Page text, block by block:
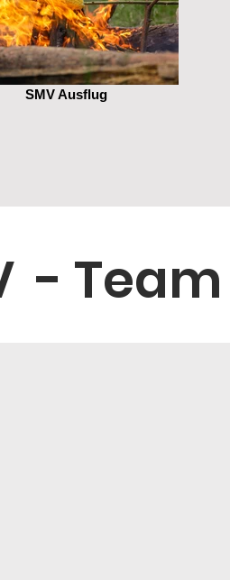
SMV Ausflug
- Team